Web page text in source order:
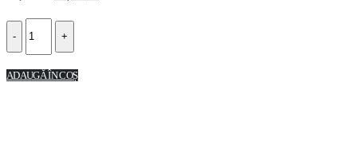
a
fost:
- +
ADAUGĂ ÎN COȘ